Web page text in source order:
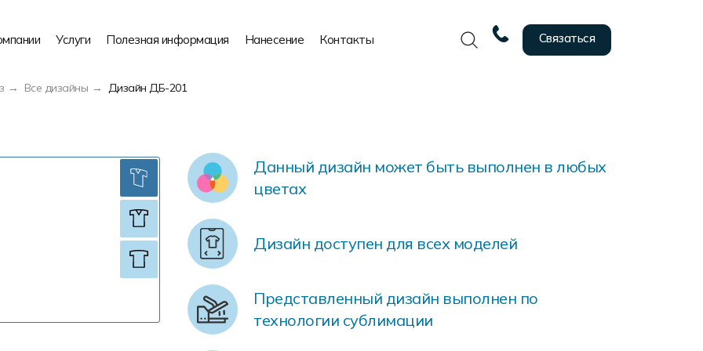
Услуги Полезная информация Нанесение Контакты Связаться
Все дизайны Дизайн ДБ-201
Данный дизайн может быть выполнен в любых
цветах
Дизайн доступен для всех моделей
Представленный дизайн выполнен по
технологии сублимации